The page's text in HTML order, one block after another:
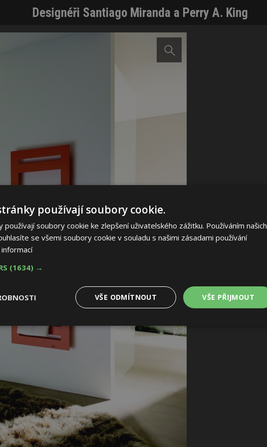
Designéři Santiago Miranda a Perry A. King
používají soubory cookie.
soubory cookie ke zlepšení uživatelského zážitku. Používáním našich
se všemi soubory cookie v souladu s našimi zásadami používání
informací
(1634) →
VŠE PŘIJMOUT
VŠE ODMÍTNOUT
Výkonové
soubory
Soubory cílení Funkční soubory
Výkonové soubory Soubory cílení Funkční soubory
umožňují základní funkce webových stránek, jako je přihlášení uživatele a správa účtu.
nezbytně nutných souborů cookie správně používat.